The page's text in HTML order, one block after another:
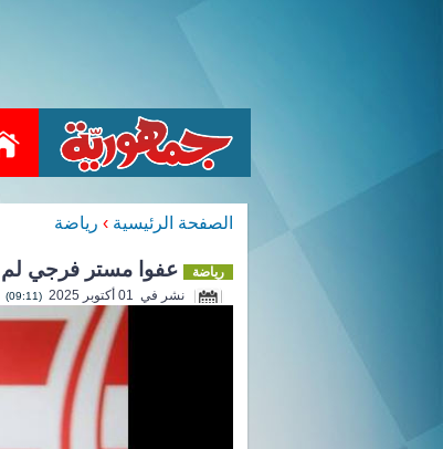
الصفحة الرئيسية › رياضة
رياضة عفوا مستر فرجي لم
نشر في 01 أكتوبر 2025 (09:11)